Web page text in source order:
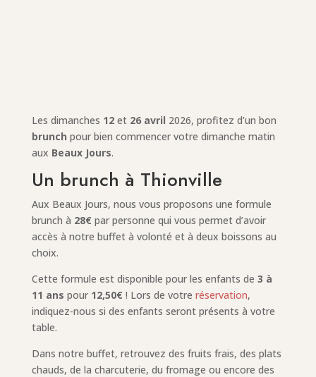
Les dimanches 12 et 26 avril 2026, profitez d’un bon
brunch pour bien commencer votre dimanche matin
aux Beaux Jours.
Un brunch à Thionville
Aux Beaux Jours, nous vous proposons une formule
brunch à 28€ par personne qui vous permet d’avoir
accès à notre buffet à volonté et à deux boissons au
choix.
Cette formule est disponible pour les enfants de 3 à
11 ans pour 12,50€ ! Lors de votre réservation,
indiquez-nous si des enfants seront présents à votre
table.
Dans notre buffet, retrouvez des fruits frais, des plats
chauds, de la charcuterie, du fromage ou encore des